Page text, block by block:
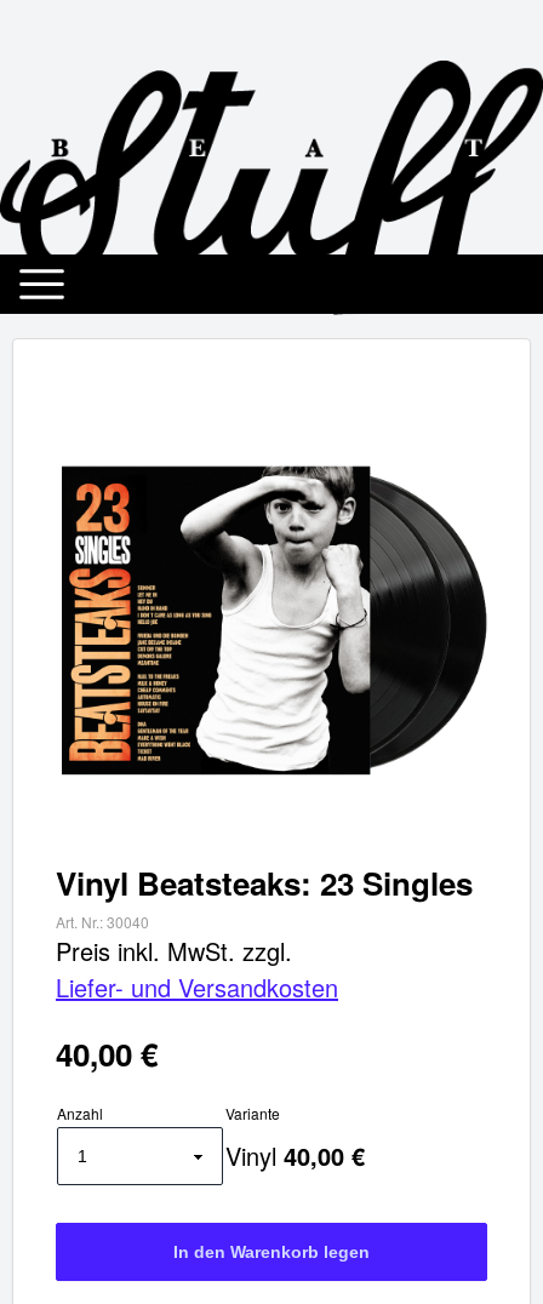
Vinyl Beatsteaks: 23 Singles
Art. Nr.:30040
Preis inkl. MwSt. zzgl.
Liefer- und Versandkosten
40,00 €
Anzahl Variante
Vinyl 40,00 €
Artikel hinzugefügt